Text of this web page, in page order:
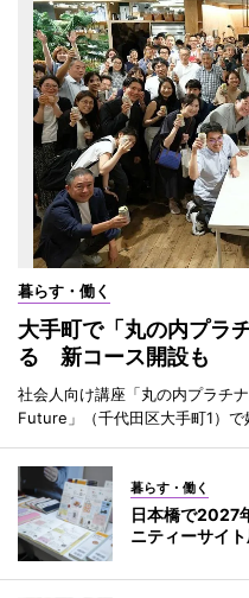
暮らす・働く
大手町で「丸の内プラ
る 新コース開設も
社会人向け講座「丸の内プラチ
Future」（千代田区大手町1）で
暮らす・働く
日本橋で2027
ニティーサイ